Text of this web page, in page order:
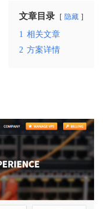
文章目录 隐藏
1 相关文章
2 方案详情